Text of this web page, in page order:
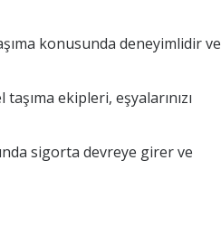
konusunda deneyimlidir ve
ekipleri, eşyalarınızı
sigorta devreye girer ve